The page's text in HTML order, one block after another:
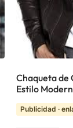
Chaqueta de
Estilo
Publicidad ·